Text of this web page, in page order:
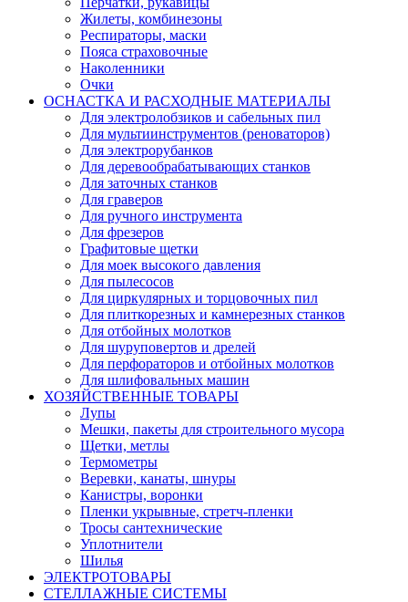
Жилеты, комбинезоны
Респираторы, маски
Пояса страховочные
Наколенники
Очки
ОСНАСТКА И РАСХОДНЫЕ МАТЕРИАЛЫ
Для электролобзиков и сабельных пил
Для мультиинструментов (реноваторов)
Для электрорубанков
Для деревообрабатывающих станков
Для заточных станков
Для граверов
Для ручного инструмента
Для фрезеров
Графитовые щетки
Для моек высокого давления
Для пылесосов
Для циркулярных и торцовочных пил
Для плиткорезных и камнерезных станков
Для отбойных молотков
Для шуруповертов и дрелей
Для перфораторов и отбойных молотков
Для шлифовальных машин
ХОЗЯЙСТВЕННЫЕ ТОВАРЫ
Лупы
Мешки, пакеты для строительного мусора
Щетки, метлы
Термометры
Веревки, канаты, шнуры
Канистры, воронки
Пленки укрывные, стретч-пленки
Тросы сантехнические
Уплотнители
Шилья
ЭЛЕКТРОТОВАРЫ
СТЕЛЛАЖНЫЕ СИСТЕМЫ